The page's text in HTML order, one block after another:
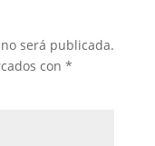
será publicada.
con *